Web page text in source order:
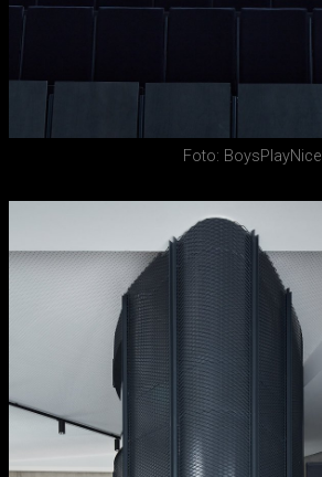
Foto: BoysPlayNice